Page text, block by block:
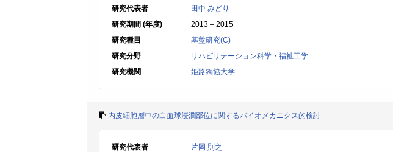
研究代表者
田中 みどり
研究期間 (年度)
2013 – 2015
研究種目
基盤研究(C)
研究分野
リハビリテーション科学・福祉工学
研究機関
姫路獨協大学
内皮細胞層中の白血球浸潤部位に関するバイオメカニクス的検討
研究代表者
片岡 則之